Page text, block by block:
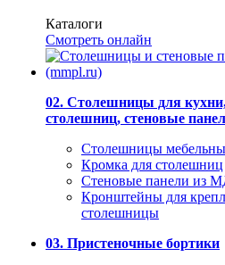
Каталоги
Смотреть онлайн
02. Столешницы для
столешниц, стеновые
Столешницы
Кромка для столешниц
Стеновые панели из
Кронштейны для
столешницы
03. Пристеночные бортики